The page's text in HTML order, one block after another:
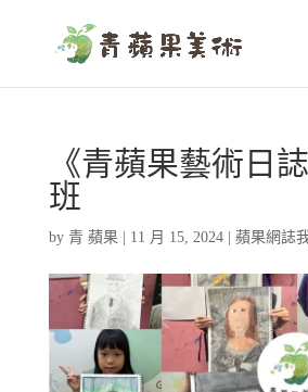
《青蘋果藝術日
班
by 青 蘋果 11 月 15, 2024| 蘋果網誌